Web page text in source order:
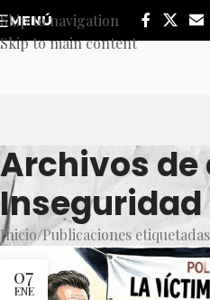
Skip to navigation
Skip to main content
MENÚ
Archivos
Inseguridad
Inicio Publicaciones
07
ENE